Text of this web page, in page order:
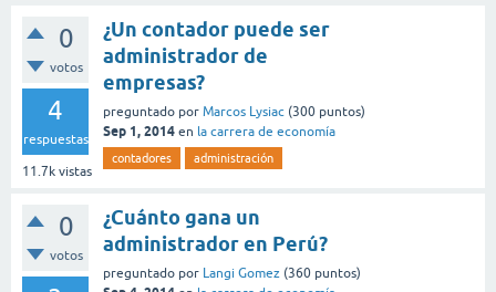
0
votos
4
respuestas
11.7k vistas
¿Un contador puede ser
administrador de
empresas?
preguntado por Marcos Lysiac (300 puntos)
Sep 1, 2014 en la carrera de economía
contadores administración
0
votos
¿Cuánto gana un
administrador en Perú?
preguntado por Langi Gomez (360 puntos)